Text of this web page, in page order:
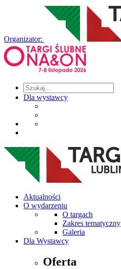
Organizator:
Dla wystawcy
Aktualności
O wydarzeniu
O targach
Zakres tematyczny
Galeria
Dla Wystawcy
Oferta